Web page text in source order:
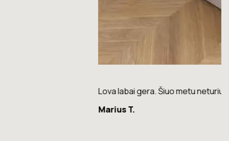
Lova labai gera. Šiuo metu neturiu jokių nusiskundimų.